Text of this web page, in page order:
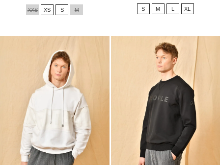
XXS XS S M S M XL